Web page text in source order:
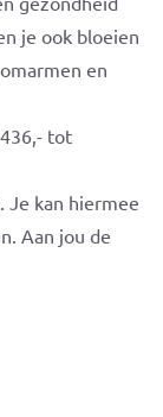
je ook bloeien
en
tot
Je kan hiermee
Aan jou de